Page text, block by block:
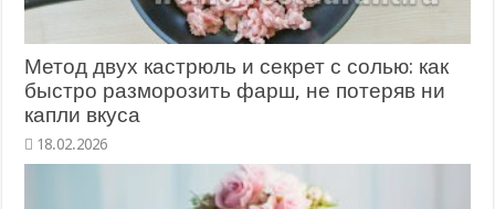
Метод двух кастрюль и секрет с солью: как
быстро разморозить фарш, не потеряв ни
капли вкуса
18.02.2026